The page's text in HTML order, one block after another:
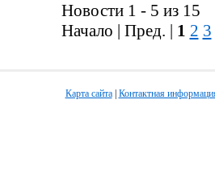
Новости 1 - 5 из 15
Начало | Пред. | 1 2 3
Карта сайта| Контактная